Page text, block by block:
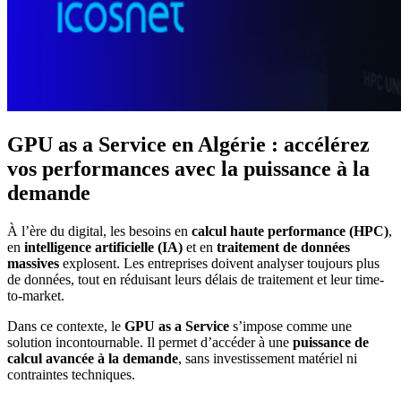
GPU as a Service en Algérie : accélérez
vos performances avec la puissance à la
demande
À l’ère du digital, les besoins en calcul haute performance (HPC),
en intelligence artificielle (IA) et en traitement de données
massives explosent. Les entreprises doivent analyser toujours plus
de données, tout en réduisant leurs délais de traitement et leur time-
to-market.
Dans ce contexte, le GPU as a Service s’impose comme une
solution incontournable. Il permet d’accéder à une puissance de
calcul avancée à la demande, sans investissement matériel ni
contraintes techniques.